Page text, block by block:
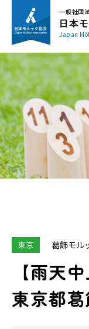
一般社団
日本
Japan
東京 葛飾モル
【雨天
東京都